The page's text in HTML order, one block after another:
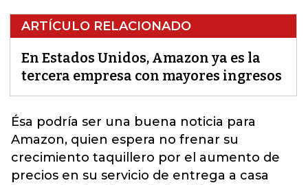
ARTÍCULO RELACIONADO
En Estados Unidos, Amazon ya es la
tercera empresa con mayores ingresos
Ésa podría ser una buena noticia para
Amazon, quien espera no frenar su
crecimiento taquillero por el aumento de
precios en su servicio de entrega a casa